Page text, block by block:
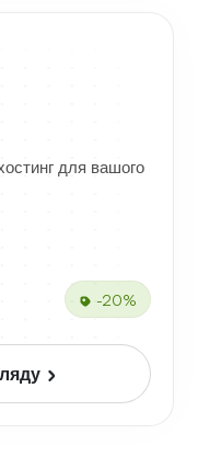
для вашого
-20%